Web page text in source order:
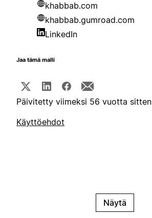
khabbab.com
khabbab.gumroad.com
LinkedIn
Jaa tämä malli
Päivitetty viimeksi 56 vuotta sitten
Käyttöehdot
Näytä